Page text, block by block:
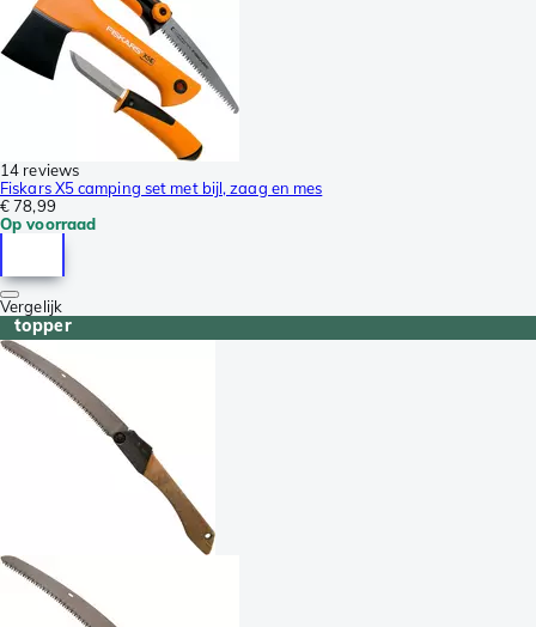
14 reviews
Fiskars X5 camping set met bijl, zaag en mes
€ 78,99
Op voorraad
Vergelijk
topper